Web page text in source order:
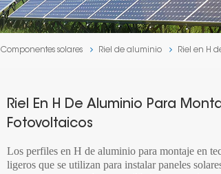
Componentes solares Riel de aluminio Riel en H
Riel En H De Aluminio Para
Fotovoltaicos
Los perfiles en H de aluminio para montaje en
ligeros que se utilizan para instalar paneles